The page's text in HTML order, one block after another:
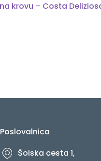
krovu – Costa
Poslovalnica
Šolska cesta 1,